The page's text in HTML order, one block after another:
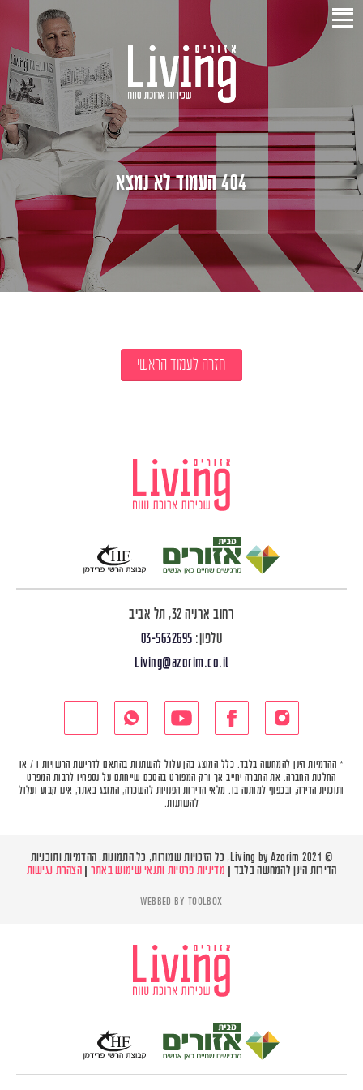
404 העמוד לא נמצא
חזרה לעמוד הראשי
רחוב ארניה 32, תל אביב
טלפון: 03-5632695
Living@azorim.co.il
* ההדמיות הינן להמחשה בלבד. כלל המוצג בהן עלול להשתנות בהתאם לדרישת הרשויות ו / או
החלטת החברה. את החברה יחייב אך ורק המפורט בהסכם שייחתם על נספחיו לרבות המפרט
ותוכנית הדירה, ובכפוף למותנה בו. מלאי הדירות הפנויות להשכרה, המוצג באתר, אינו קבוע ועלול
להשתנות.
© Living by Azorim 2021, כל הזכויות שמורות, כל התמונות, ההדמיות ותוכניות
הדירות הינן להמחשה בלבד |
מדיניות פרטיות ותנאי שימוש באתר הצהרת נגישות
WEBBED BY TOOLBOX